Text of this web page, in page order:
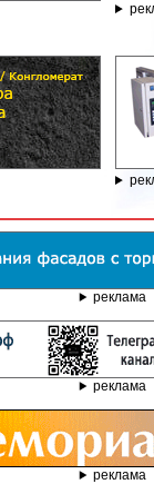
реклама
реклама
реклама